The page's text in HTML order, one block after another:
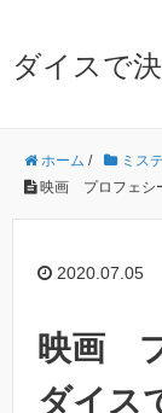
ダイスで
ホーム / ミス
映画 プロフェシ
2020.07.05
映画
ダイス